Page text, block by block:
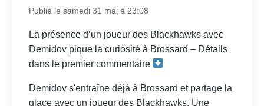
Publié le samedi 31 mai à 23:08
La présence d’un joueur des Blackhawks avec
Demidov pique la curiosité à Brossard – Détails
dans le premier commentaire
Demidov s'entraîne déjà à Brossard et partage la
glace avec un joueur des Blackhawks. Une